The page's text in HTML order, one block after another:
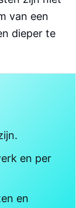
van een
dieper te
en per
en